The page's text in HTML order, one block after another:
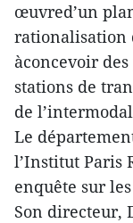
œuvred’un
rationalisation
àconcevoir
stations de
de
Le
l’Institut Paris
enquête sur
Son directeur,